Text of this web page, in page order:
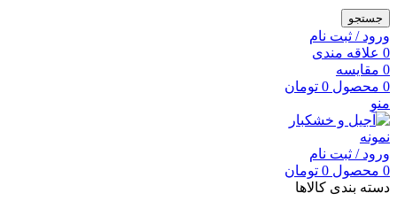
جستجو
ورود / ثبت نام
0 علاقه مندی
0 مقایسه
0 محصول 0 تومان
منو
ورود / ثبت نام
0 محصول 0 تومان
دسته بندی کالاها